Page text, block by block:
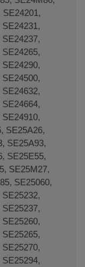
SE24201,
SE25A26,
SE25A93,
SE25E55,
SE25M27,
SE25060,